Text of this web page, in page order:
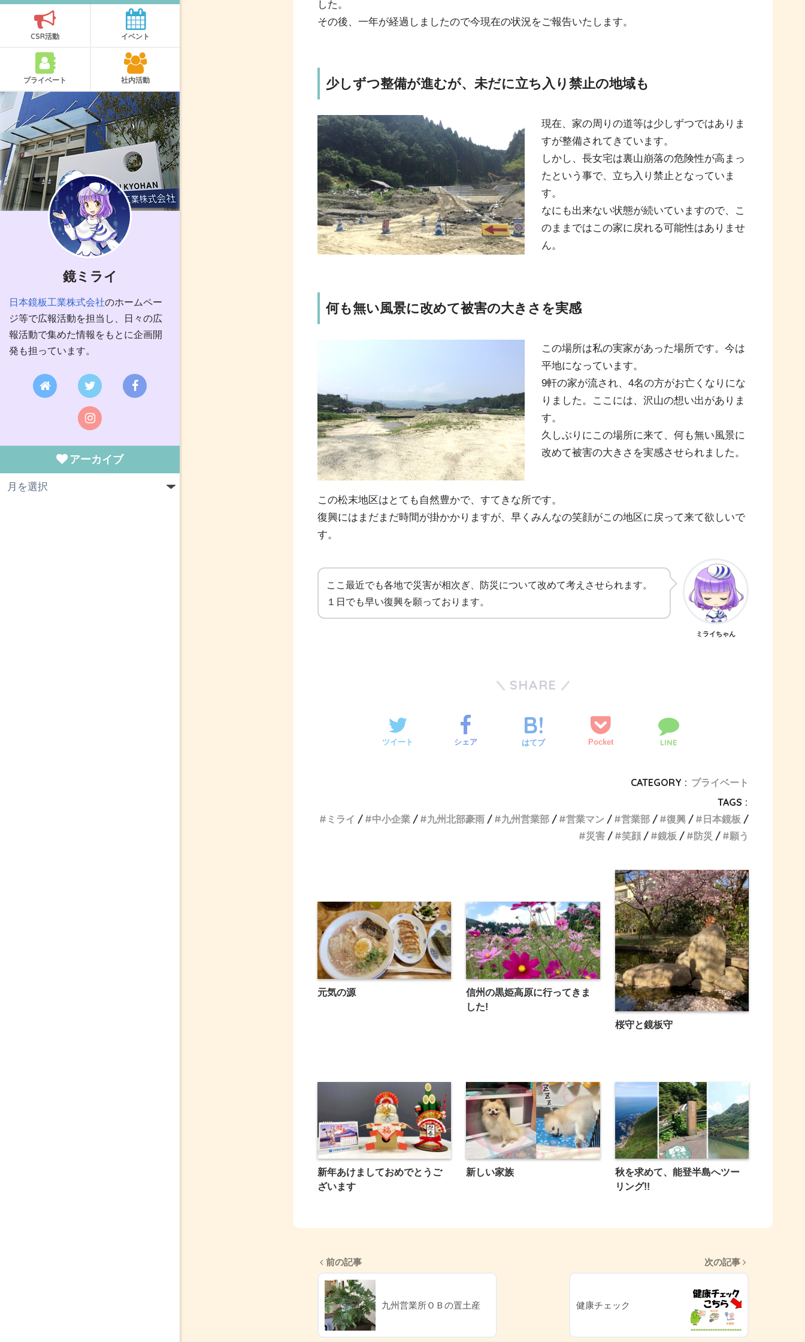
CSR活動 イベント
プライベート 社内活動
鏡ミライ
日本鏡板工業株式会社のホームペー
ジ等で広報活動を担当し、日々の広
報活動で集めた情報をもとに企画開
発も担っています。
アーカイブ
した。
その後、一年が経過しましたので今現在の状況をご報告いたします。
少しずつ整備が進むが、未だに立ち入り禁止の地域も
現在、家の周りの道等は少しずつではありま
すが整備されてきています。
しかし、長女宅は裏山崩落の危険性が高まっ
たという事で、立ち入り禁止となっていま
す。
なにも出来ない状態が続いていますので、こ
のままではこの家に戻れる可能性はありませ
ん。
何も無い風景に改めて被害の大きさを実感
この場所は私の実家があった場所です。今は
平地になっています。
9軒の家が流され、4名の方がお亡くなりにな
りました。ここには、沢山の想い出がありま
す。
久しぶりにこの場所に来て、何も無い風景に
改めて被害の大きさを実感させられました。
この松末地区はとても自然豊かで、すてきな所です。
復興にはまだまだ時間が掛かかりますが、早くみんなの笑顔がこの地区に戻って来て欲しいで
す。
ここ最近でも各地で災害が相次ぎ、防災について改めて考えさせられます。
１日でも早い復興を願っております。
ミライちゃん
SHARE
ツイート シェア はてブ Pocket LINE
CATEGORY : プライベート
TAGS :
ミライ
中小企業 九州北部豪雨 九州営業部 営業マン 営業部 復興
日本鏡板
災害
笑顔 鏡板 防災 願う
元気の源
信州の黒姫高原に行ってきま
した!
桜守と鏡板守
新年あけましておめでとうご
ざいます
新しい家族
秋を求めて、能登半島へツー
リング!!
前の記事
九州営業所ＯＢの置土産
次の記事
健康チェック